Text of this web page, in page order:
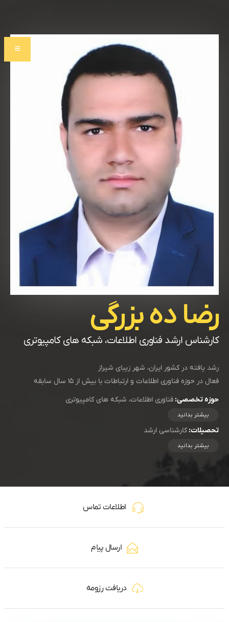
رضا ده بزرگی
کارشناس ارشد فناوری اطلاعات، شبکه های کامپیوتری
رشد یافته در کشور ایران، شهر زیبای شیراز
فعال در حوزه فناوری اطلاعات و ارتباطات با بیش از ۱۵ سال سابقه
حوزه تخصصی: فناوری اطلاعات، شبکه های کامپیوتری
بیشتر بدانید
تحصیلات:کارشناسی ارشد
بیشتر بدانید
اطلاعات تماس
ارسال پیام
دریافت رزومه